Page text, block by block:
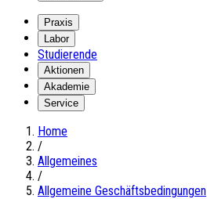
Praxis
Labor
Studierende
Aktionen
Akademie
Service
Home
/
Allgemeines
/
Allgemeine Geschäftsbedingungen